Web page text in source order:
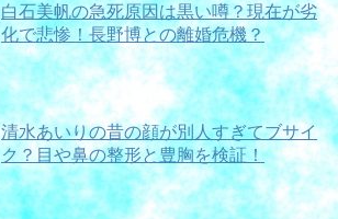
白石美帆の急死原因は黒い噂？現在が劣
化で悲惨！長野博との離婚危機？
清水あいりの昔の顔が別人すぎてブサイ
ク？目や鼻の整形と豊胸を検証！